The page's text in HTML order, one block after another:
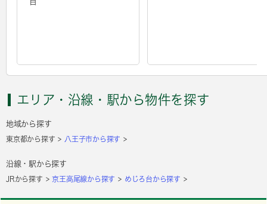
目
エリア・沿線・駅から物件を探す
地域から探す
東京都から探す 八王子市から探す
沿線・駅から探す
JRから探す 京王高尾線から探す めじろ台から探す